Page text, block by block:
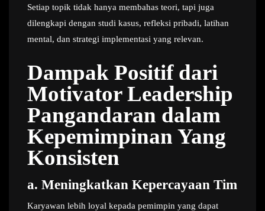
Setiap topik tidak hanya membahas teori, tapi juga
dilengkapi dengan studi kasus, refleksi pribadi, latihan
mental, dan strategi implementasi yang relevan.
Dampak Positif dari
Motivator Leadership
Pangandaran dalam
Kepemimpinan Yang
Konsisten
a. Meningkatkan Kepercayaan Tim
Karyawan lebih loyal kepada pemimpin yang dapat